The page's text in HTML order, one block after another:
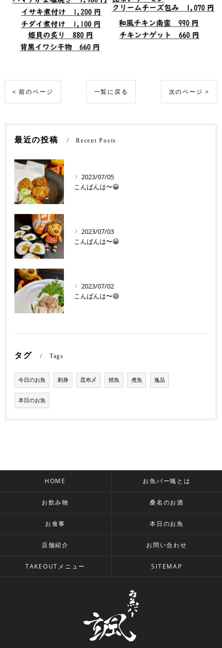
< 前のページ 一覧に戻る 次のページ >
最近の投稿 Recent Posts
2023/07/05
こんばんは〜😀
2023/07/03
こんばんは〜😀
2023/07/02
こんばんは〜😄
タグ Tags
今日のお魚 刺身 昆布〆 焼魚 煮魚 逸品
本日のお魚
HOME お魚バー颯とは
お飲み物 桑名のお酒
お食事 本日のお魚
店舗紹介 お問い合わせ
TAKEOUTメニュー SITEMAP